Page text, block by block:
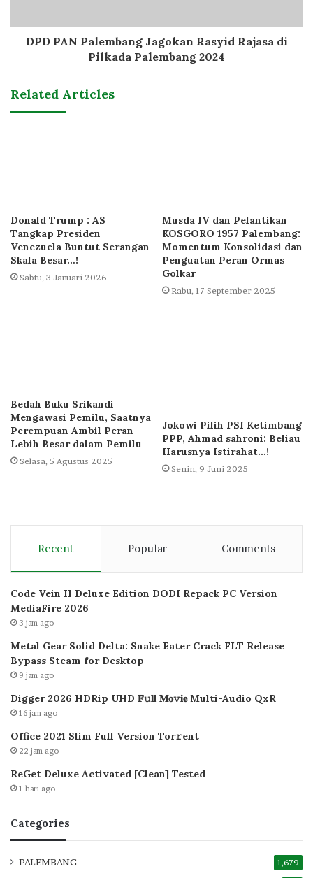
DPD PAN Palembang Jagokan Rasyid Rajasa di
Pilkada Palembang 2024
Related Articles
Donald Trump : AS
Tangkap Presiden
Venezuela Buntut Serangan
Skala Besar…!
Sabtu, 3 Januari 2026
Musda IV dan Pelantikan
KOSGORO 1957 Palembang:
Momentum Konsolidasi dan
Penguatan Peran Ormas
Golkar
Rabu, 17 September 2025
Bedah Buku Srikandi
Mengawasi Pemilu, Saatnya
Perempuan Ambil Peran
Lebih Besar dalam Pemilu
Selasa, 5 Agustus 2025
Jokowi Pilih PSI Ketimbang
PPP, Ahmad sahroni: Beliau
Harusnya Istirahat…!
Senin, 9 Juni 2025
Recent Popular Comments
Code Vein II Deluxe Edition DODI Repack PC Version
MediaFire 2026
3 jam ago
Metal Gear Solid Delta: Snake Eater Crack FLT Release
Bypass Steam for Desktop
9 jam ago
Digger 2026 HDRip UHD 𝐅𝚞𝐥𝐥 𝐌𝐨𝚟𝐢𝐞 Multi-Audio QxR
16 jam ago
Office 2021 Slim Full Version Tor𝚛ent
22 jam ago
ReGet Deluxe Activated [Clean] Tested
1 hari ago
Categories
PALEMBANG 1,679